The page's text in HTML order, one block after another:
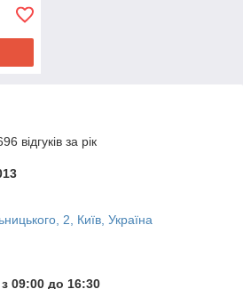
відгуків за рік
2, Київ, Україна
09:00 до 16:30